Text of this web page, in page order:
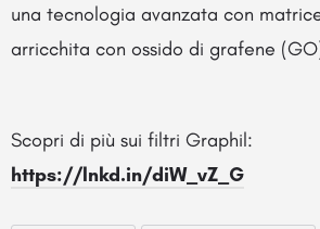
una tecnologia avanzata con
arricchita con ossido di grafene
Scopri di più sui filtri Graphil:
https://lnkd.in/diW_vZ_G